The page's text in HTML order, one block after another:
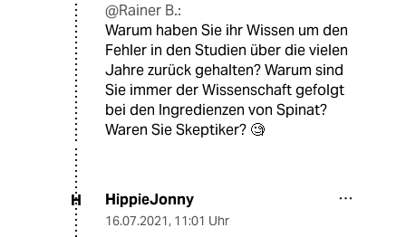
@Rainer B.:
Warum haben Sie ihr Wissen um den
Fehler in den Studien über die vielen
Jahre zurück gehalten? Warum sind
Sie immer der Wissenschaft gefolgt
bei den Ingredienzen von Spinat?
Waren Sie Skeptiker? 🧐
H HippieJonny
16.07.2021, 11:01 Uhr